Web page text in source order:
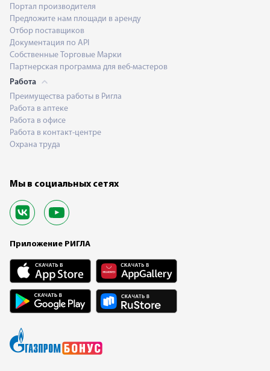
Портал производителя
Предложите нам площади в аренду
Отбор поставщиков
Документация по API
Собственные Торговые Марки
Партнерская программа для веб-мастеров
Работа
Преимущества работы в Ригла
Работа в аптеке
Работа в офисе
Работа в контакт-центре
Охрана труда
Мы в социальных сетях
Приложение РИГЛА